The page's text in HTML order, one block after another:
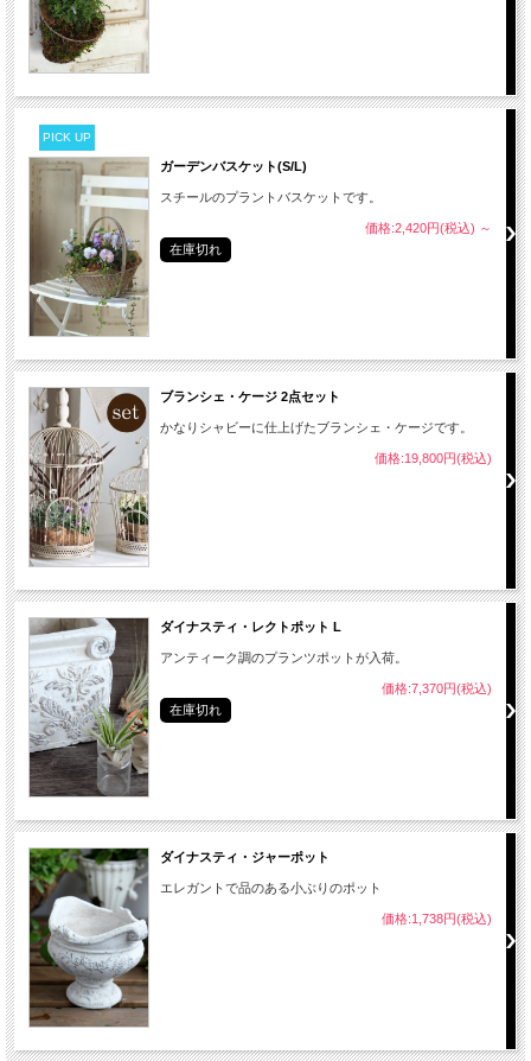
PICK UP
ガーデンバスケット(S/L)
スチールのプラントバスケットです。
価格:2,420円(税込) ～
在庫切れ
ブランシェ・ケージ 2点セット
かなりシャビーに仕上げたブランシェ・ケージです。
価格:19,800円(税込)
ダイナスティ・レクトポット L
アンティーク調のプランツポットが入荷。
価格:7,370円(税込)
在庫切れ
ダイナスティ・ジャーポット
エレガントで品のある小ぶりのポット
価格:1,738円(税込)